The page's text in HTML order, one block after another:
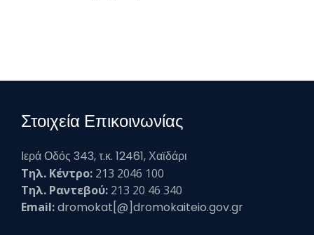
Στοιχεία Επικοινωνίας
Ιερά Οδός 343, τ.κ. 12461, Χαϊδάρι
Τηλ. Κέντρο: 213 2046 100
Τηλ. Ραντεβού: 213 20 46 340
Email:dromokat[@]dromokaiteio.gov.gr